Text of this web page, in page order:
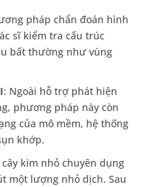
pháp chẩn đoán hình
sĩ kiểm tra cấu trúc
bất thường như vùng
: Ngoài hỗ trợ phát hiện
phương pháp này còn
của mô mềm, hệ thống
khớp.
cây kim nhỏ chuyên dụng
một lượng nhỏ dịch. Sau